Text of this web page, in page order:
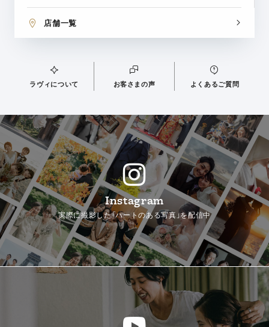
店舗一覧
ラヴィについて お客さまの声 よくあるご質問
Instagram
実際に撮影した「ハートのある写真」を配信中